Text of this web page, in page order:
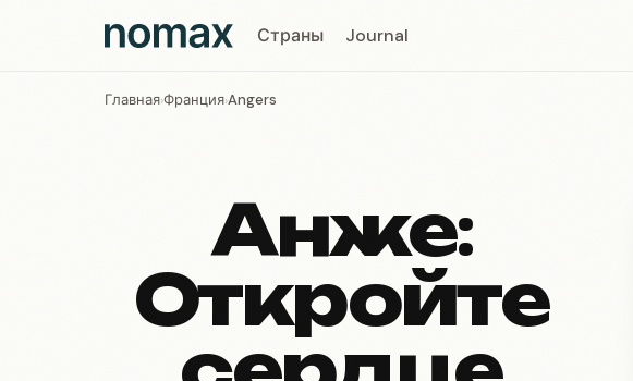
Страны Journal
Главная›Франция›Angers
Анже:
Откройте